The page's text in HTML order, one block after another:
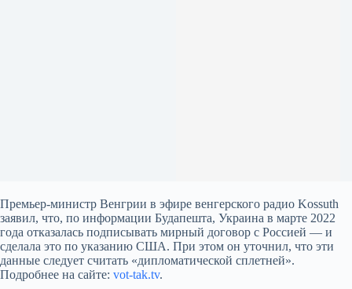
Премьер-министр Венгрии в эфире венгерского радио Kossuth
заявил, что, по информации Будапешта, Украина в марте 2022
года отказалась подписывать мирный договор с Россией — и
сделала это по указанию США. При этом он уточнил, что эти
данные следует считать «дипломатической сплетней».
Подробнее на сайте: vot-tak.tv.